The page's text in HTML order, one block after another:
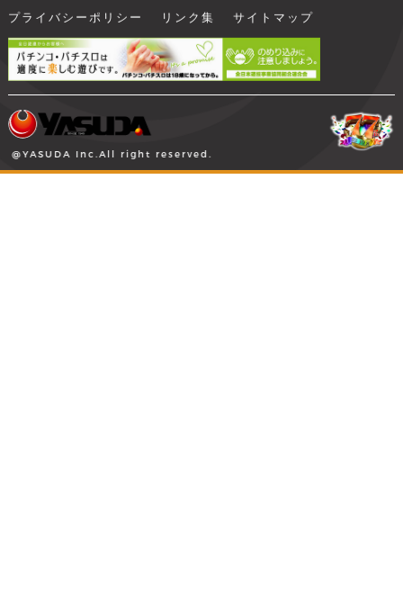
プライバシーポリシー リンク集 サイトマップ
@YASUDA Inc.All right reserved.